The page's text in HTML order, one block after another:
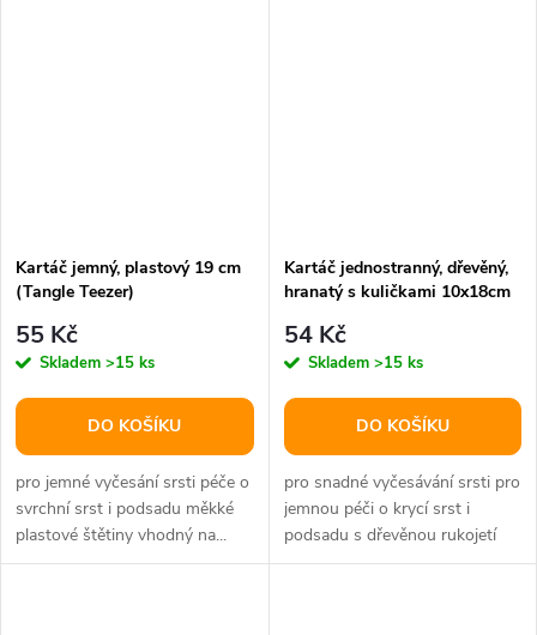
Kartáč jemný, plastový 19 cm
(Tangle Teezer)
55 Kč
Skladem >15 ks
DO KOŠÍKU
pro jemné vyčesání srsti péče o
svrchní srst i podsadu měkké
plastové štětiny vhodný na...
Kartáč jednostranný, dřevěný,
hranatý s kuličkami 10x18cm
54 Kč
Skladem >15 ks
DO KOŠÍKU
pro snadné vyčesávání srsti pro
jemnou péči o krycí srst i
podsadu s dřevěnou rukojetí
měkké a pružné kovové